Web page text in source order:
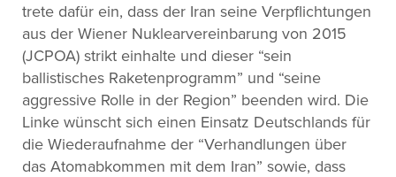
trete dafür ein, dass der Iran seine Verpflichtungen
aus der Wiener Nuklearvereinbarung von 2015
(JCPOA) strikt einhalte und dieser “sein
ballistisches Raketenprogramm” und “seine
aggressive Rolle in der Region” beenden wird. Die
Linke wünscht sich einen Einsatz Deutschlands für
die Wiederaufnahme der “Verhandlungen über
das Atomabkommen mit dem Iran” sowie, dass